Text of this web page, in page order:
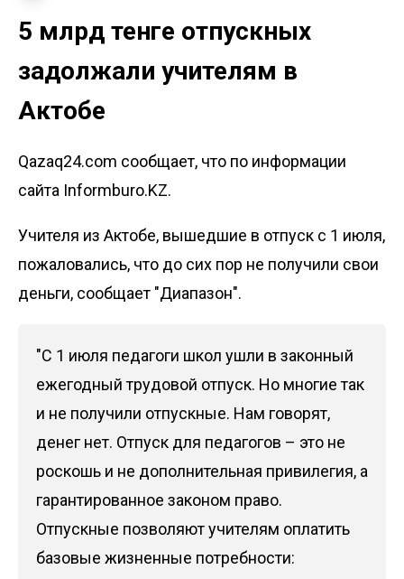
5 млрд тенге отпускных
задолжали учителям в
Актобе
Qazaq24.com сообщает, что по информации
сайта Informburo.KZ.
Учителя из Актобе, вышедшие в отпуск с 1 июля,
пожаловались, что до сих пор не получили свои
деньги, сообщает "Диапазон".
"С 1 июля педагоги школ ушли в законный
ежегодный трудовой отпуск. Но многие так
и не получили отпускные. Нам говорят,
денег нет. Отпуск для педагогов – это не
роскошь и не дополнительная привилегия, а
гарантированное законом право.
Отпускные позволяют учителям оплатить
базовые жизненные потребности: